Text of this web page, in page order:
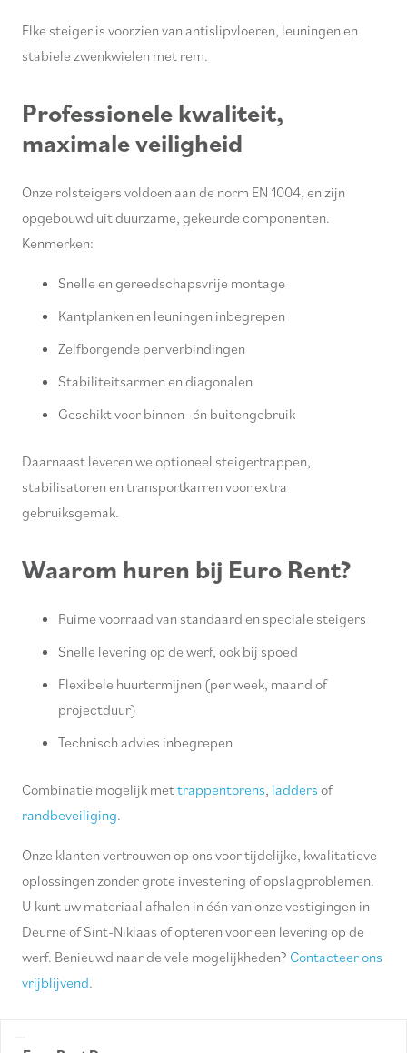
Elke steiger is voorzien van antislipvloeren, leuningen en
stabiele zwenkwielen met rem.
Professionele kwaliteit,
maximale veiligheid
Onze rolsteigers voldoen aan de norm EN 1004, en zijn
opgebouwd uit duurzame, gekeurde componenten.
Kenmerken:
Snelle en gereedschapsvrije montage
Kantplanken en leuningen inbegrepen
Zelfborgende penverbindingen
Stabiliteitsarmen en diagonalen
Geschikt voor binnen- én buitengebruik
Daarnaast leveren we optioneel steigertrappen,
stabilisatoren en transportkarren voor extra
gebruiksgemak.
Waarom huren bij Euro Rent?
Ruime voorraad van standaard en speciale steigers
Snelle levering op de werf, ook bij spoed
Flexibele huurtermijnen (per week, maand of
projectduur)
Technisch advies inbegrepen
Combinatie mogelijk mettrappentorens, ladders of
randbeveiliging.
Onze klanten vertrouwen op ons voor tijdelijke, kwalitatieve
oplossingen zonder grote investering of opslagproblemen.
U kunt uw materiaal afhalen in één van onze vestigingen in
Deurne of Sint-Niklaas of opteren voor een levering op de
werf. Benieuwd naar de vele mogelijkheden? Contacteer ons
vrijblijvend.